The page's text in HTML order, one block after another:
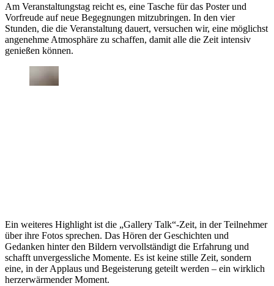
Am Veranstaltungstag reicht es, eine Tasche für das Poster und
Vorfreude auf neue Begegnungen mitzubringen. In den vier
Stunden, die die Veranstaltung dauert, versuchen wir, eine möglichst
angenehme Atmosphäre zu schaffen, damit alle die Zeit intensiv
genießen können.
Ein weiteres Highlight ist die „Gallery Talk“-Zeit, in der Teilnehmer
über ihre Fotos sprechen. Das Hören der Geschichten und
Gedanken hinter den Bildern vervollständigt die Erfahrung und
schafft unvergessliche Momente. Es ist keine stille Zeit, sondern
eine, in der Applaus und Begeisterung geteilt werden – ein wirklich
herzerwärmender Moment.